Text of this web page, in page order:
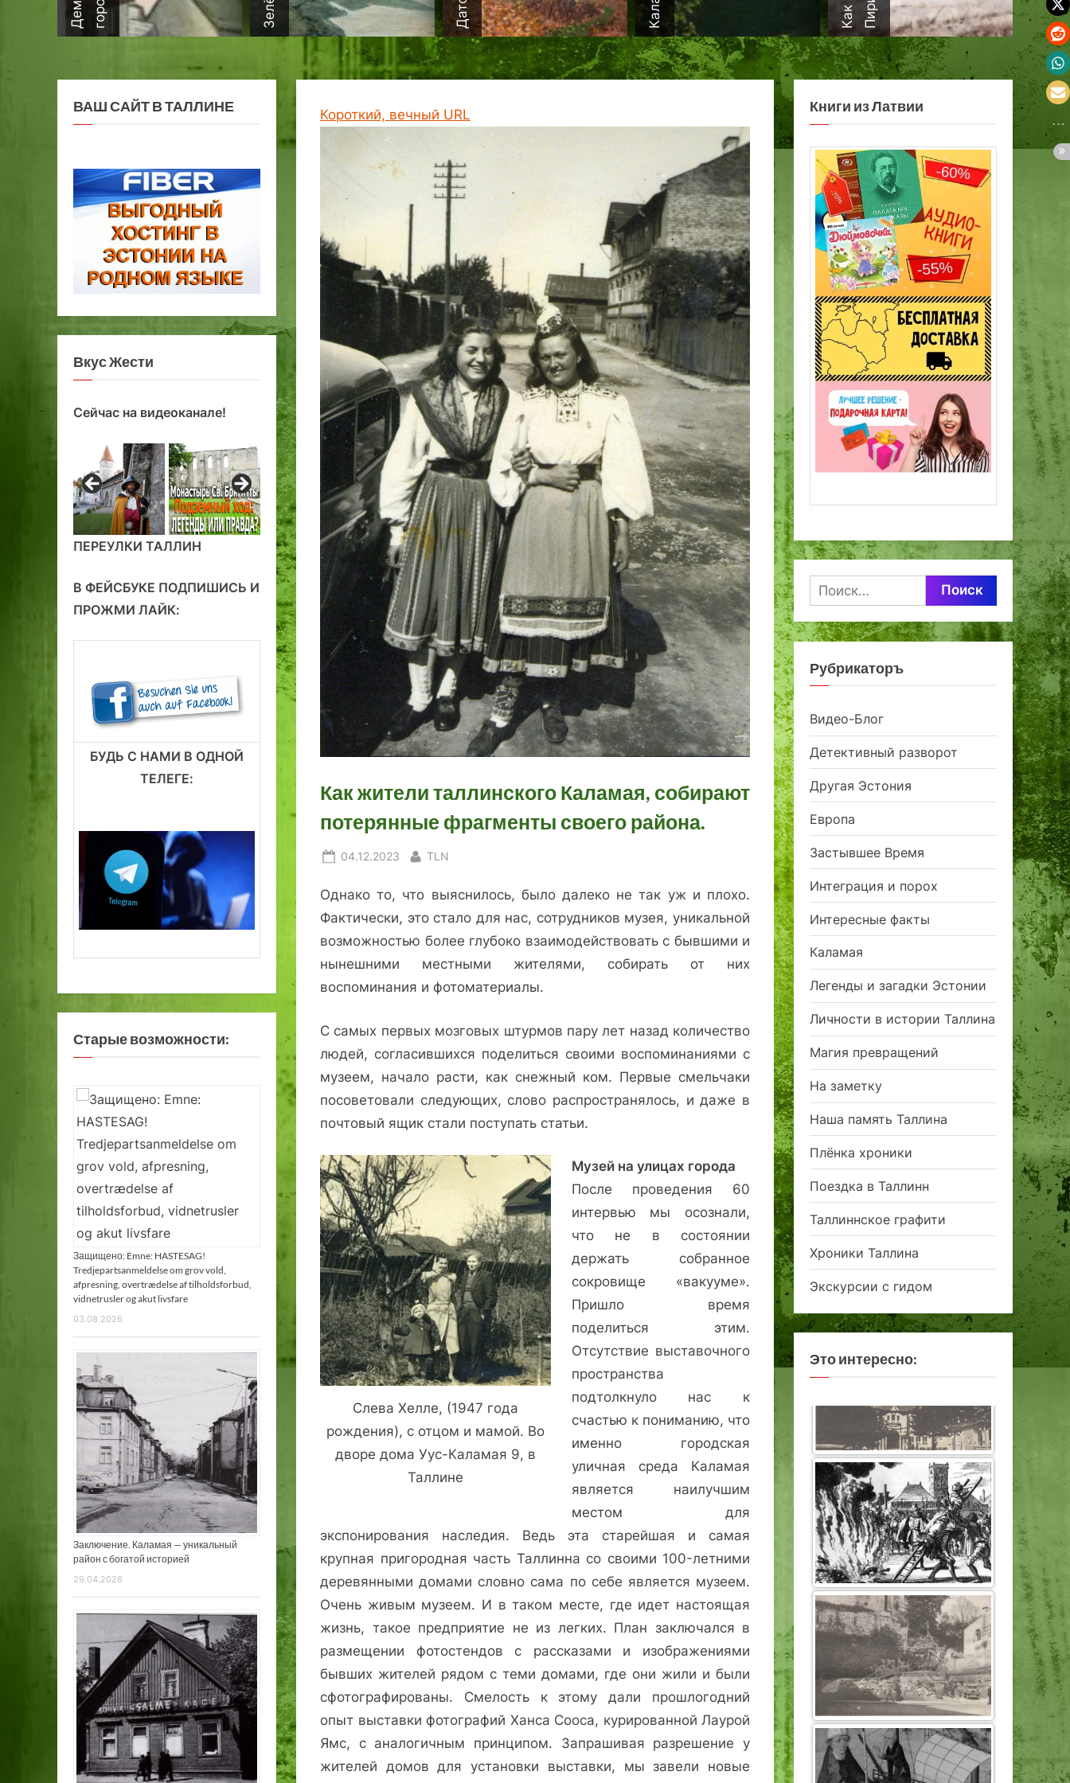
Короткий, вечный URL
Как жители таллинского Каламая, собирают
потерянные фрагменты своего района.
Posted
04.12.2023 By
TLN
Однако то, что выяснилось, было далеко не так уж и плохо.
Фактически, это стало для нас, сотрудников музея, уникальной
возможностью более глубоко взаимодействовать с бывшими и
нынешними местными жителями, собирать от них
воспоминания и фотоматериалы.
С самых первых мозговых штурмов пару лет назад количество
людей, согласившихся поделиться своими воспоминаниями с
музеем, начало расти, как снежный ком. Первые смельчаки
посоветовали следующих, слово распространялось, и даже в
почтовый ящик стали поступать статьи.
Слева Хелле, (1947 года
рождения), с отцом и мамой. Во
дворе дома Уус-Каламая 9, в
Таллине
Музей на улицах города
После проведения 60
интервью мы осознали,
что не в состоянии
держать собранное
сокровище «вакууме».
Пришло время
поделиться этим.
Отсутствие выставочного
пространства
подтолкнуло нас к
счастью к пониманию, что
именно городская
уличная среда Каламая
является наилучшим
местом для
экспонирования наследия. Ведь эта старейшая и самая
крупная пригородная часть Таллинна со своими 100-летними
деревянными домами словно сама по себе является музеем.
Очень живым музеем. И в таком месте, где идет настоящая
жизнь, такое предприятие не из легких. План заключался в
размещении фотостендов с рассказами и изображениями
бывших жителей рядом с теми домами, где они жили и были
сфотографированы. Смелость к этому дали прошлогодний
опыт выставки фотографий Ханса Сооса, курированной Лаурой
Ямс, с аналогичным принципом. Запрашивая разрешение у
жителей домов для установки выставки, мы завели новые
ВАШ САЙТ В ТАЛЛИНЕ
Вкус Жести
Сейчас на видеоканале!
ПЕРЕУЛКИ ТАЛЛИН
В ФЕЙСБУКЕ ПОДПИШИСЬ И
ПРОЖМИ ЛАЙК:
БУДЬ С НАМИ В ОДНОЙ
ТЕЛЕГЕ:
Старые возможности:
Защищено: Emne: HASTESAG!
Tredjepartsanmeldelse om grov vold,
afpresning, overtrædelse af tilholdsforbud,
vidnetrusler og akut livsfare
03.08.2026
Заключение. Каламая — уникальный
район с богатой историей
29.04.2026
Книги из Латвии
Найти:
Рубрикаторъ
Видео-Блог
Детективный разворот
Другая Эстония
Европа
Застывшее Время
Интеграция и порох
Интересные факты
Каламая
Легенды и загадки Эстонии
Личности в истории Таллина
Магия превращений
На заметку
Наша память Таллина
Плёнка хроники
Поездка в Таллинн
Таллиннское графити
Хроники Таллина
Экскурсии с гидом
Это интересно: